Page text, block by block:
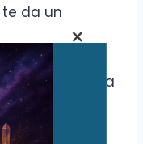
te da un
: Imagina
en las que
×